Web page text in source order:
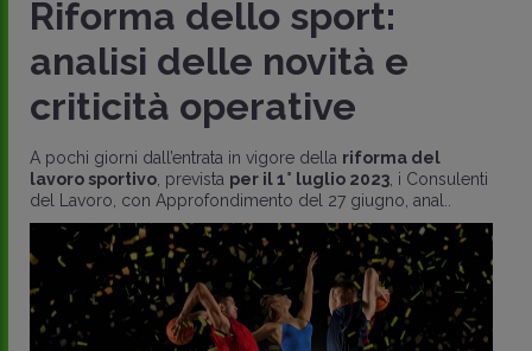
Riforma dello sport:
analisi delle novità e
criticità operative
A pochi giorni dall’entrata in vigore della riforma del
lavoro sportivo , prevista per il 1° luglio 2023 , i Consulenti
del Lavoro, con Approfondimento del 27 giugno, anal..